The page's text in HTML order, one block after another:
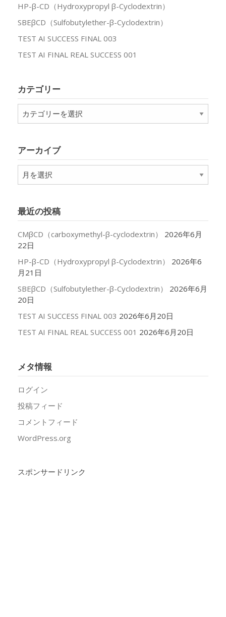
HP-β-CD（Hydroxypropyl β-Cyclodextrin）
SBEβCD（Sulfobutylether-β-Cyclodextrin）
TEST AI SUCCESS FINAL 003
TEST AI FINAL REAL SUCCESS 001
カテゴリー
テ
ー
アーカイブ
ア
ー
ブ
最近の投稿
CMβCD（carboxymethyl-β-cyclodextrin）
2026年6月
22日
HP-β-CD（Hydroxypropyl β-Cyclodextrin）
2026年6
月21日
SBEβCD（Sulfobutylether-β-Cyclodextrin）
2026年6月
20日
TEST AI SUCCESS FINAL 003 2026年6月20日
TEST AI FINAL REAL SUCCESS 001 2026年6月20日
メタ情報
ログイン
投稿フィード
コメントフィード
WordPress.org
スポンサードリンク